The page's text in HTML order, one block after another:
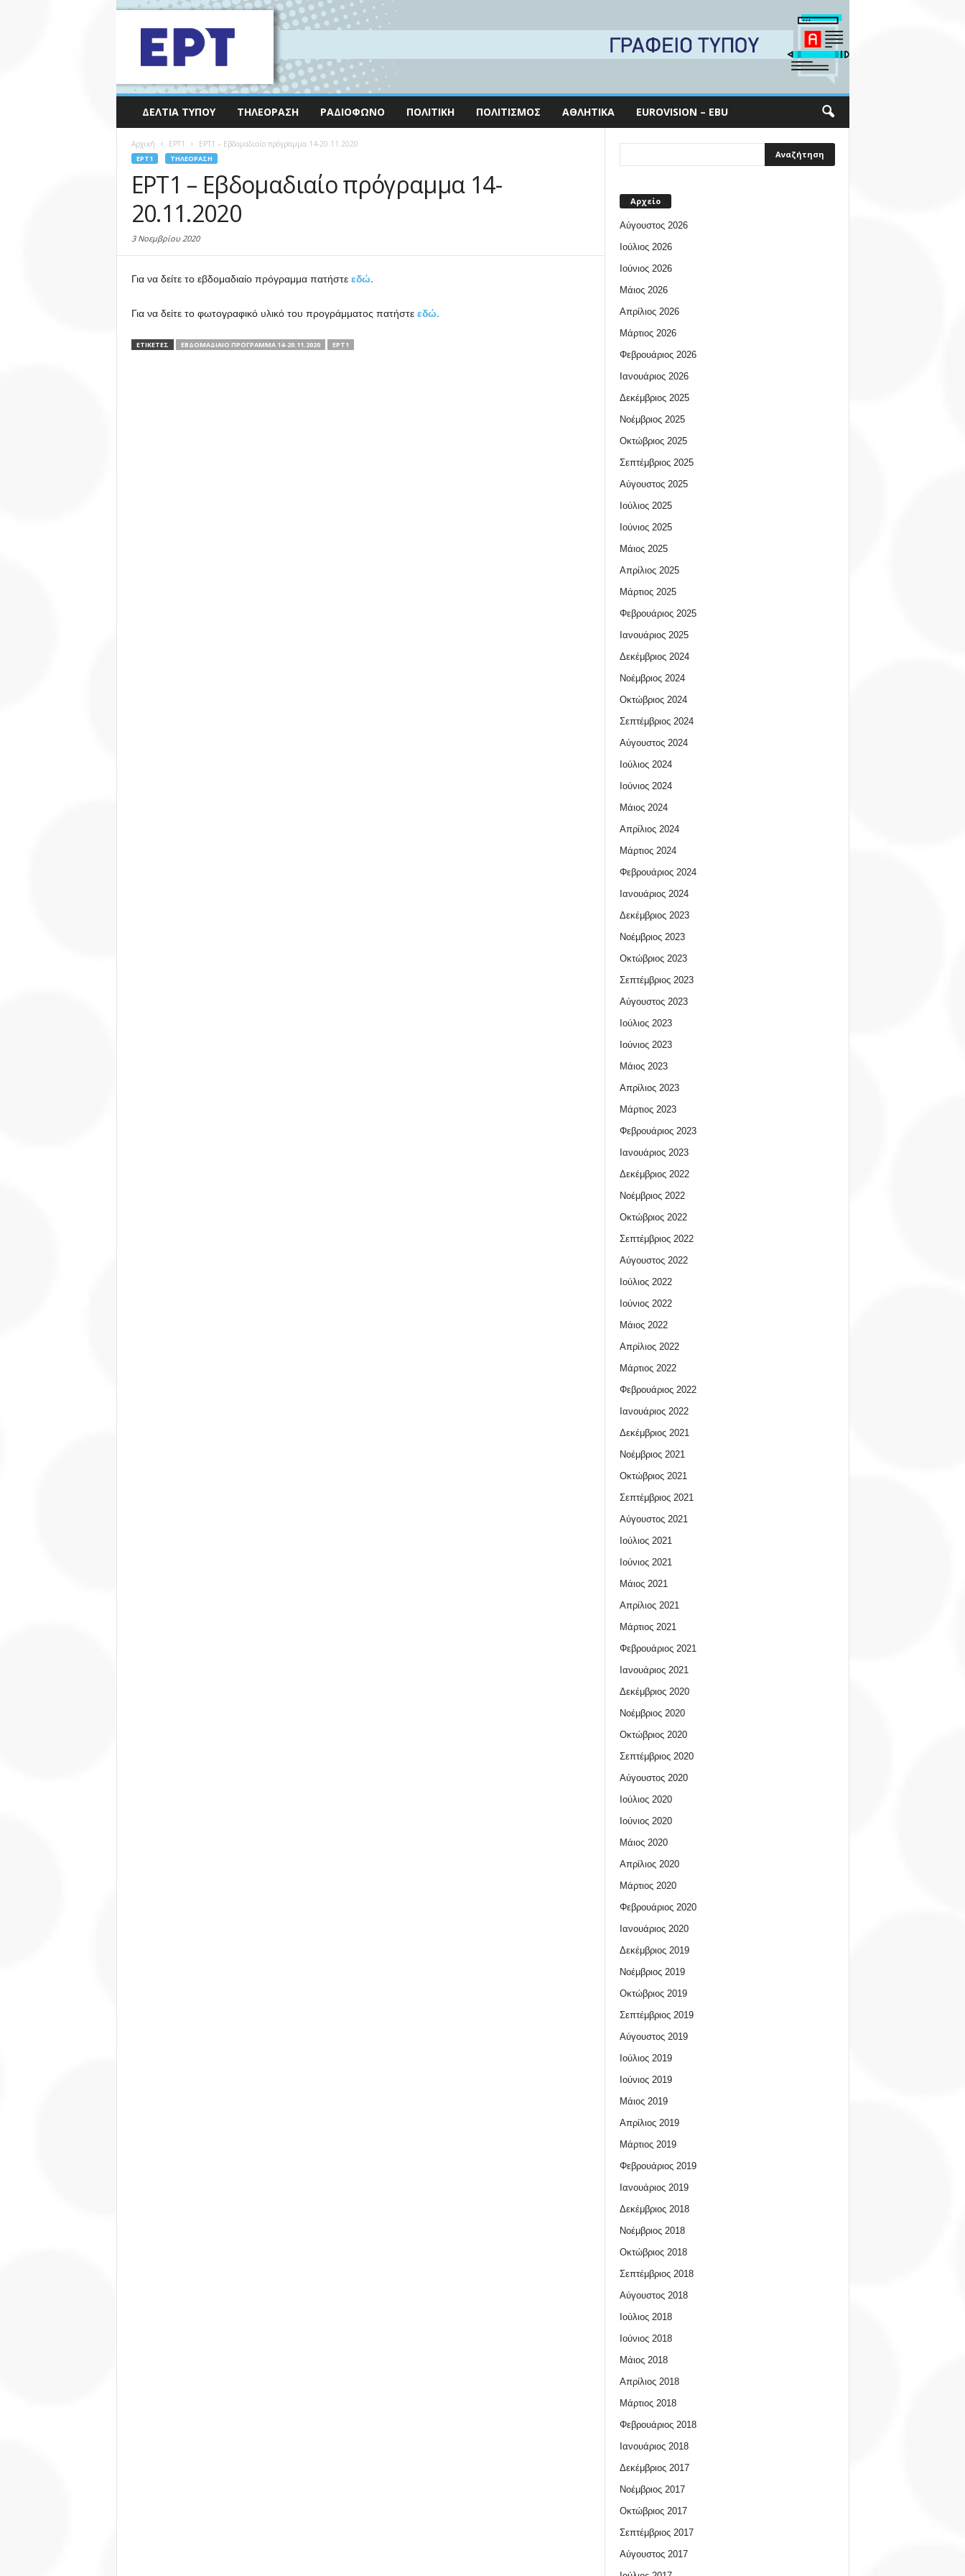
ΔΕΛΤΊΑ ΤΎΠΟΥ ΤΗΛΕΌΡΑΣΗ ΡΑΔΙΌΦΩΝΟ ΠΟΛΙΤΙΚΉ ΠΟΛΙΤΙΣΜΌΣ ΑΘΛΗΤΙΚΆ EUROVISION – EBU
Αρχική EΡΤ1 ΕΡΤ1 – Εβδομαδιαίο πρόγραμμα 14-20.11.2020
EΡΤ1 ΤΗΛΕΌΡΑΣΗ
ΕΡΤ1 – Εβδομαδιαίο πρόγραμμα 14-
20.11.2020
3 Νοεμβρίου 2020
Για να δείτε το εβδομαδιαίο πρόγραμμα πατήστε εδώ.
Για να δείτε το φωτογραφικό υλικό του προγράμματος πατήστε εδώ.
ΕΤΙΚΕΤΕΣ ΕΒΔΟΜΑΔΙΑΊΟ ΠΡΌΓΡΑΜΜΑ 14-20.11.2020 ΕΡΤ1
Αρχείο
Αύγουστος 2026
Ιούλιος 2026
Ιούνιος 2026
Μάιος 2026
Απρίλιος 2026
Μάρτιος 2026
Φεβρουάριος 2026
Ιανουάριος 2026
Δεκέμβριος 2025
Νοέμβριος 2025
Οκτώβριος 2025
Σεπτέμβριος 2025
Αύγουστος 2025
Ιούλιος 2025
Ιούνιος 2025
Μάιος 2025
Απρίλιος 2025
Μάρτιος 2025
Φεβρουάριος 2025
Ιανουάριος 2025
Δεκέμβριος 2024
Νοέμβριος 2024
Οκτώβριος 2024
Σεπτέμβριος 2024
Αύγουστος 2024
Ιούλιος 2024
Ιούνιος 2024
Μάιος 2024
Απρίλιος 2024
Μάρτιος 2024
Φεβρουάριος 2024
Ιανουάριος 2024
Δεκέμβριος 2023
Νοέμβριος 2023
Οκτώβριος 2023
Σεπτέμβριος 2023
Αύγουστος 2023
Ιούλιος 2023
Ιούνιος 2023
Μάιος 2023
Απρίλιος 2023
Μάρτιος 2023
Φεβρουάριος 2023
Ιανουάριος 2023
Δεκέμβριος 2022
Νοέμβριος 2022
Οκτώβριος 2022
Σεπτέμβριος 2022
Αύγουστος 2022
Ιούλιος 2022
Ιούνιος 2022
Μάιος 2022
Απρίλιος 2022
Μάρτιος 2022
Φεβρουάριος 2022
Ιανουάριος 2022
Δεκέμβριος 2021
Νοέμβριος 2021
Οκτώβριος 2021
Σεπτέμβριος 2021
Αύγουστος 2021
Ιούλιος 2021
Ιούνιος 2021
Μάιος 2021
Απρίλιος 2021
Μάρτιος 2021
Φεβρουάριος 2021
Ιανουάριος 2021
Δεκέμβριος 2020
Νοέμβριος 2020
Οκτώβριος 2020
Σεπτέμβριος 2020
Αύγουστος 2020
Ιούλιος 2020
Ιούνιος 2020
Μάιος 2020
Απρίλιος 2020
Μάρτιος 2020
Φεβρουάριος 2020
Ιανουάριος 2020
Δεκέμβριος 2019
Νοέμβριος 2019
Οκτώβριος 2019
Σεπτέμβριος 2019
Αύγουστος 2019
Ιούλιος 2019
Ιούνιος 2019
Μάιος 2019
Απρίλιος 2019
Μάρτιος 2019
Φεβρουάριος 2019
Ιανουάριος 2019
Δεκέμβριος 2018
Νοέμβριος 2018
Οκτώβριος 2018
Σεπτέμβριος 2018
Αύγουστος 2018
Ιούλιος 2018
Ιούνιος 2018
Μάιος 2018
Απρίλιος 2018
Μάρτιος 2018
Φεβρουάριος 2018
Ιανουάριος 2018
Δεκέμβριος 2017
Νοέμβριος 2017
Οκτώβριος 2017
Σεπτέμβριος 2017
Αύγουστος 2017